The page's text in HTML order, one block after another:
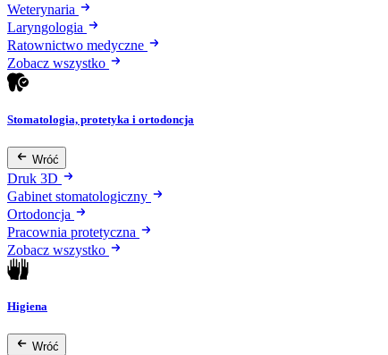
Weterynaria
Laryngologia
Ratownictwo medyczne
Zobacz wszystko
Stomatologia, protetyka i ortodoncja
Wróć
Druk 3D
Gabinet stomatologiczny
Ortodoncja
Pracownia protetyczna
Zobacz wszystko
Higiena
Wróć